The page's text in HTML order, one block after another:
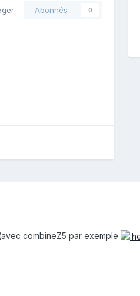
Abonnés 0
combineZ5 par exemple